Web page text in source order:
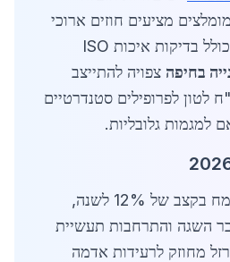
מציעים חוזים ארוכי
טווח להוזלת עלויות, כולל בדיקות איכות ISO
בחיפה צפויה להתייצב
5,500 ש"ח לטון לפרופילים סטנדרטיים
שוק הברזל בחיפה צומח בקצב של 12% לשנה,
בר השגה והתרחבות תעשיית
מחוזק לרעידות אדמה